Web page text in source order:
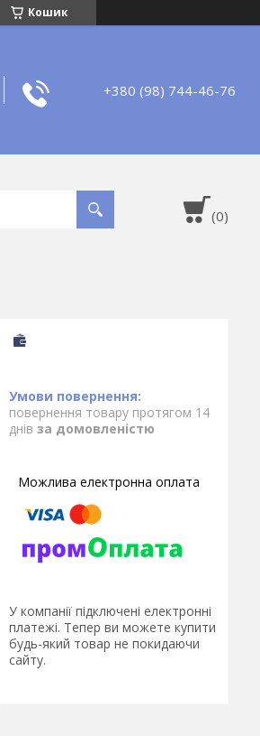
Кошик
+380 (98) 744-46-76
повернення товару протягом 14
днів за домовленістю
У компанії підключені електронні
платежі. Тепер ви можете купити
будь-який товар не покидаючи
сайту.